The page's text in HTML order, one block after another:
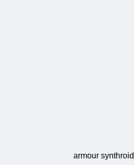
armour synthroid